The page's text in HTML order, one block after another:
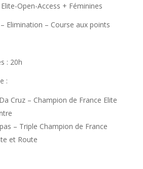
Open-Access + Féminines
Elimination – Course aux points
: 20h
:
Cruz – Champion de France Elite
– Triple Champion de France
et Route